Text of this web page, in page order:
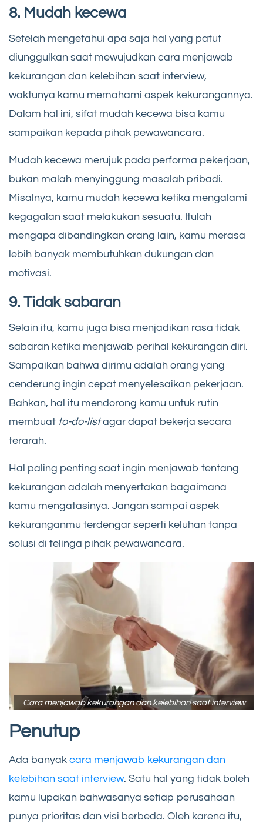
8. Mudah kecewa
Setelah mengetahui apa saja hal yang patut
diunggulkan saat mewujudkan cara menjawab
kekurangan dan kelebihan saat interview,
waktunya kamu memahami aspek kekurangannya.
Dalam hal ini, sifat mudah kecewa bisa kamu
sampaikan kepada pihak pewawancara.
Mudah kecewa merujuk pada performa pekerjaan,
bukan malah menyinggung masalah pribadi.
Misalnya, kamu mudah kecewa ketika mengalami
kegagalan saat melakukan sesuatu. Itulah
mengapa dibandingkan orang lain, kamu merasa
lebih banyak membutuhkan dukungan dan
motivasi.
9. Tidak sabaran
Selain itu, kamu juga bisa menjadikan rasa tidak
sabaran ketika menjawab perihal kekurangan diri.
Sampaikan bahwa dirimu adalah orang yang
cenderung ingin cepat menyelesaikan pekerjaan.
Bahkan, hal itu mendorong kamu untuk rutin
membuat to-do-listagar dapat bekerja secara
terarah.
Hal paling penting saat ingin menjawab tentang
kekurangan adalah menyertakan bagaimana
kamu mengatasinya. Jangan sampai aspek
kekuranganmu terdengar seperti keluhan tanpa
solusi di telinga pihak pewawancara.
Cara menjawab kekurangan dan kelebihan saat interview
Penutup
Ada banyak cara menjawab kekurangan dan
kelebihan saat interview. Satu hal yang tidak boleh
kamu lupakan bahwasanya setiap perusahaan
punya prioritas dan visi berbeda. Oleh karena itu,